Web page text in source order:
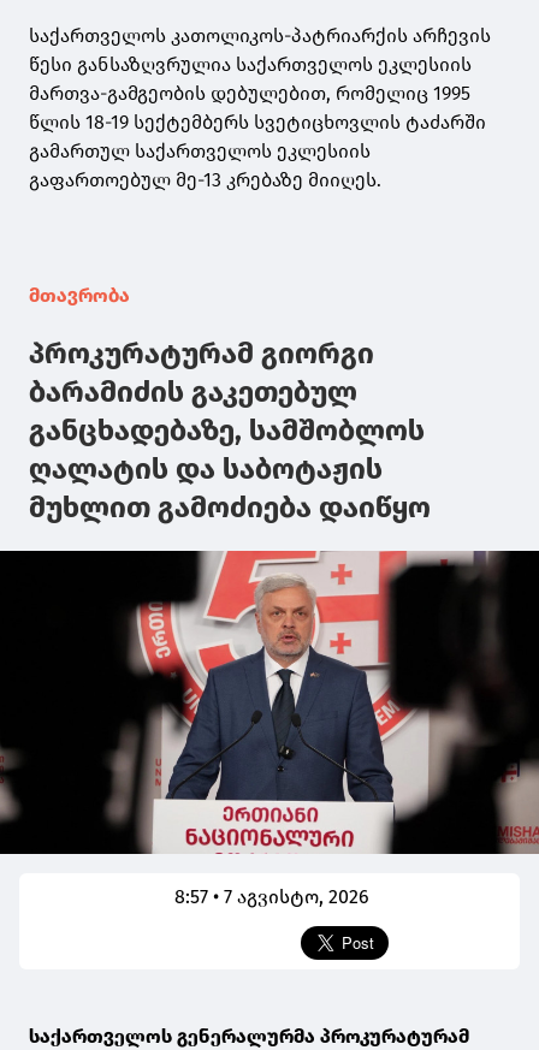
საქართველოს კათოლიკოს-პატრიარქის არჩევის
წესი განსაზღვრულია საქართველოს ეკლესიის
მართვა-გამგეობის დებულებით, რომელიც 1995
წლის 18-19 სექტემბერს სვეტიცხოვლის ტაძარში
გამართულ საქართველოს ეკლესიის
გაფართოებულ მე-13 კრებაზე მიიღეს.
მთავრობა
პროკურატურამ გიორგი
ბარამიძის გაკეთებულ
განცხადებაზე, სამშობლოს
ღალატის და საბოტაჟის
მუხლით გამოძიება დაიწყო
8:57 • 7 აგვისტო, 2026
საქართველოს გენერალურმა პროკურატურამ